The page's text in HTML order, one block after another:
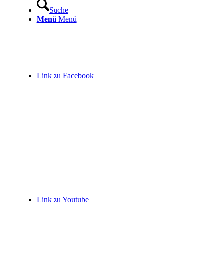
Link zu Facebook
Link zu Youtube
Suche
Menü Menü